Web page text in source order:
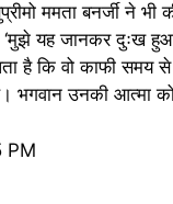
ममता बनर्जी ने
यह जानकर दुःख
है कि वो काफी समय
भगवान उनकी आत्मा